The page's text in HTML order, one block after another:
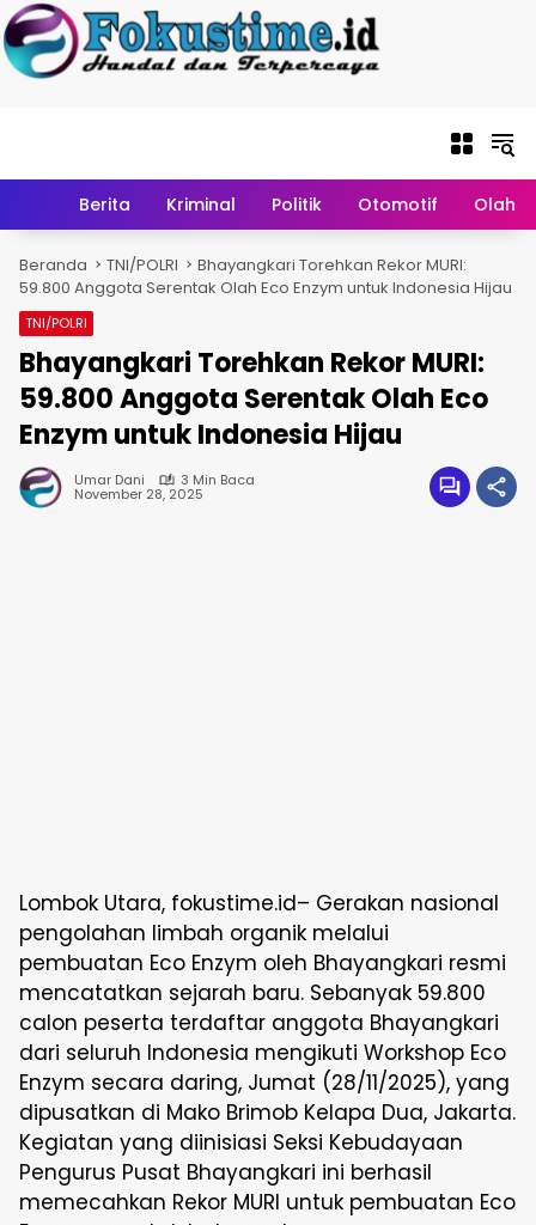
HomeBerita Kriminal Politik Otomotif
Beranda TNI/POLRI
Bhayangkari Torehkan Rekor MURI:
59.800 Anggota Serentak Olah Eco Enzym untuk Indonesia Hijau
TNI/POLRI
Bhayangkari Torehkan Rekor MURI:
59.800 Anggota Serentak Olah Eco
Enzym untuk Indonesia Hijau
Umar Dani 3 Min Baca
November 28, 2025
Lombok Utara, fokustime.id– Gerakan nasional
pengolahan limbah organik melalui
pembuatan Eco Enzym oleh Bhayangkari resmi
mencatatkan sejarah baru. Sebanyak 59.800
calon peserta terdaftar anggota Bhayangkari
dari seluruh Indonesia mengikuti Workshop Eco
Enzym secara daring, Jumat (28/11/2025), yang
dipusatkan di Mako Brimob Kelapa Dua, Jakarta.
Kegiatan yang diinisiasi Seksi Kebudayaan
Pengurus Pusat Bhayangkari ini berhasil
memecahkan Rekor MURI untuk pembuatan Eco